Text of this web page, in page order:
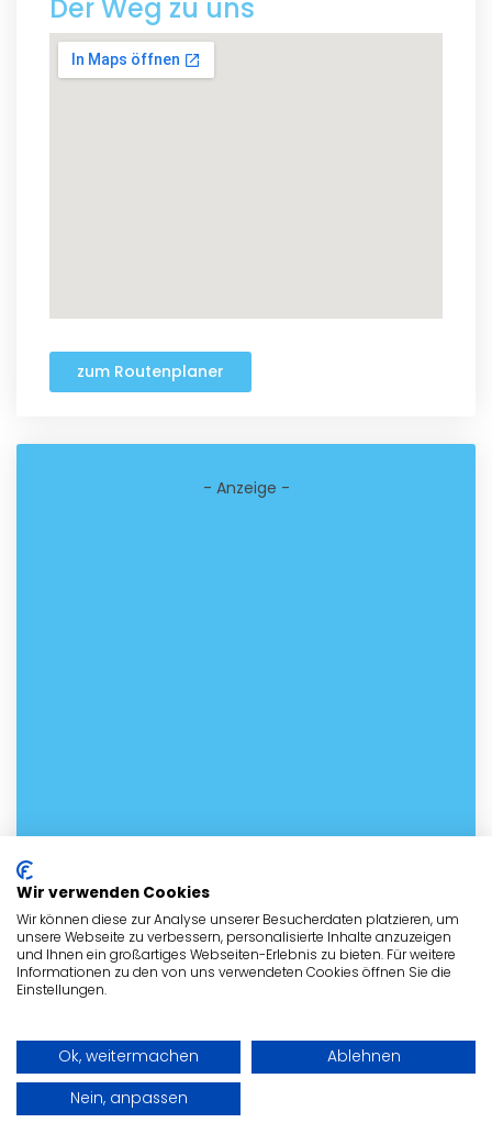
Der Weg zu uns
zum Routenplaner
- Anzeige -
Kontakt mit dem Tierheim in
Soest aufnehmen
Wir verwenden Cookies
Wir können diese zur Analyse unserer Besucherdaten platzieren, um
unsere Webseite zu verbessern, personalisierte Inhalte anzuzeigen
und Ihnen ein großartiges Webseiten-Erlebnis zu bieten. Für weitere
Informationen zu den von uns verwendeten Cookies öffnen Sie die
Einstellungen.
Ok, weitermachen
Ablehnen
Nein, anpassen